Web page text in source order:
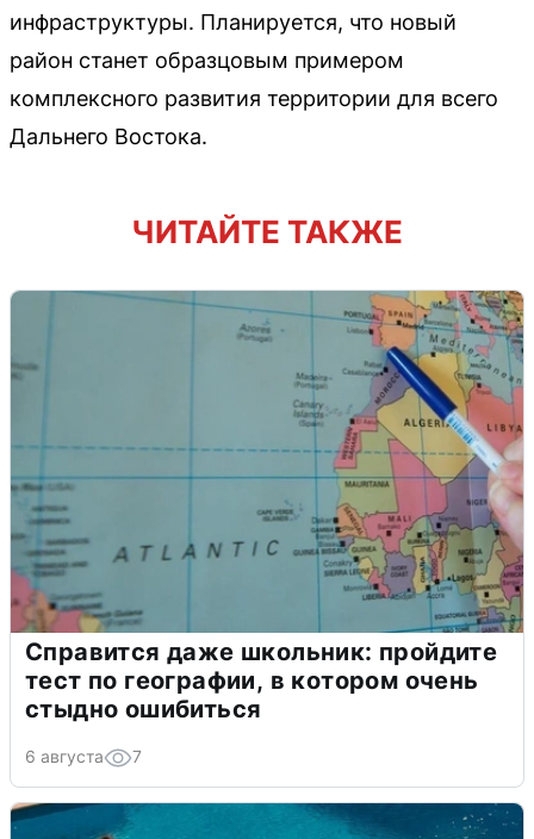
инфраструктуры. Планируется, что новый
район станет образцовым примером
комплексного развития территории для всего
Дальнего Востока.
ЧИТАЙТЕ ТАКЖЕ
Справится даже школьник: пройдите
тест по географии, в котором очень
стыдно ошибиться
6 августа 7